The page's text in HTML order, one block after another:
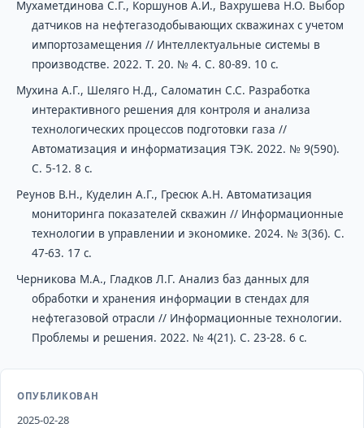
Мухаметдинова С.Г., Коршунов А.И., Вахрушева Н.О. Выбор
датчиков на нефтегазодобывающих скважинах с учетом
импортозамещения // Интеллектуальные системы в
производстве. 2022. Т. 20. № 4. С. 80-89. 10 с.
Мухина А.Г., Шеляго Н.Д., Саломатин С.С. Разработка
интерактивного решения для контроля и анализа
технологических процессов подготовки газа //
Автоматизация и информатизация ТЭК. 2022. № 9(590).
С. 5-12. 8 с.
Реунов В.Н., Куделин А.Г., Гресюк А.Н. Автоматизация
мониторинга показателей скважин // Информационные
технологии в управлении и экономике. 2024. № 3(36). С.
47-63. 17 с.
Черникова М.А., Гладков Л.Г. Анализ баз данных для
обработки и хранения информации в стендах для
нефтегазовой отрасли // Информационные технологии.
Проблемы и решения. 2022. № 4(21). С. 23-28. 6 с.
ОПУБЛИКОВАН
2025-02-28